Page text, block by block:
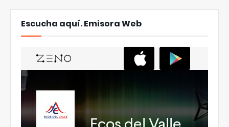
Escucha aquí. Emisora Web